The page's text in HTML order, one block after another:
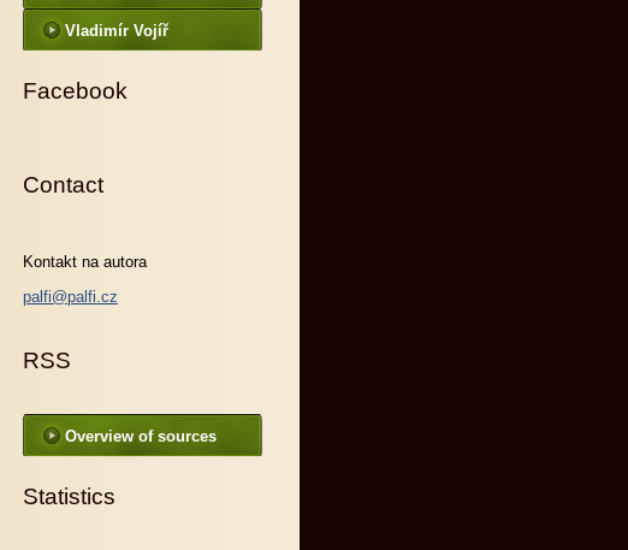
Vladimír Vojíř
Facebook
Contact
Kontakt na autora
palfi@palfi.cz
RSS
Overview of sources
Statistics